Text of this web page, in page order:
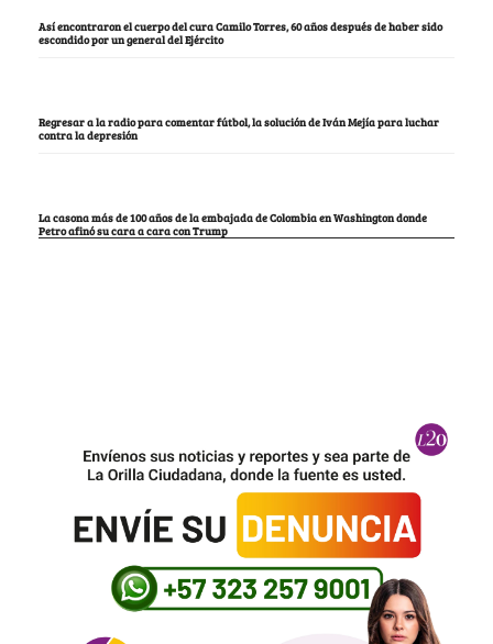
Así encontraron el cuerpo del cura Camilo Torres, 60 años después de haber sido
escondido por un general del Ejército
Regresar a la radio para comentar fútbol, la solución de Iván Mejía para luchar
contra la depresión
La casona más de 100 años de la embajada de Colombia en Washington donde
Petro afinó su cara a cara con Trump